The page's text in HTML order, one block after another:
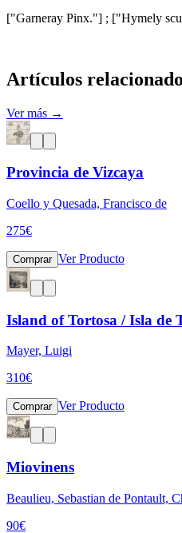
["Garneray Pinx."] ; ["Hymely
Artículos
Ver más →
Provincia de Vizcaya
Coello y Quesada, Francisco de
275€
Comprar Ver Producto
Island of Tortosa / Isla de
Mayer, Luigi
310€
Comprar Ver Producto
Miovinens
Beaulieu, Sebastian de Pontault,
90€